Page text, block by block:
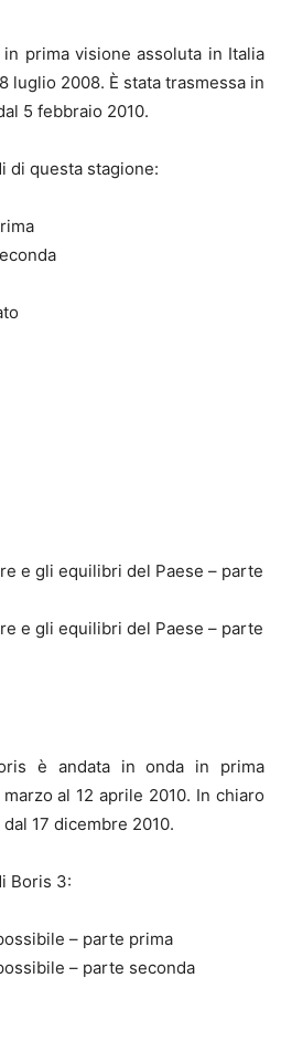
prima visione assoluta in Italia
luglio 2008. È stata trasmessa in
5 febbraio 2010.
di questa stagione:
e gli equilibri del Paese – parte
e gli equilibri del Paese – parte
è andata in onda in prima
al 12 aprile 2010. In chiaro
17 dicembre 2010.
Boris 3:
– parte prima
– parte seconda